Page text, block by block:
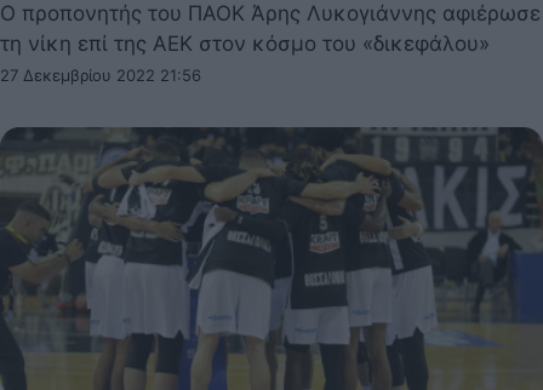
Ο προπονητής του ΠΑΟΚ Άρης Λυκογιάννης αφιέρωσε
τη νίκη επί της ΑΕΚ στον κόσμο του «δικεφάλου»
27 Δεκεμβρίου 2022 21:56